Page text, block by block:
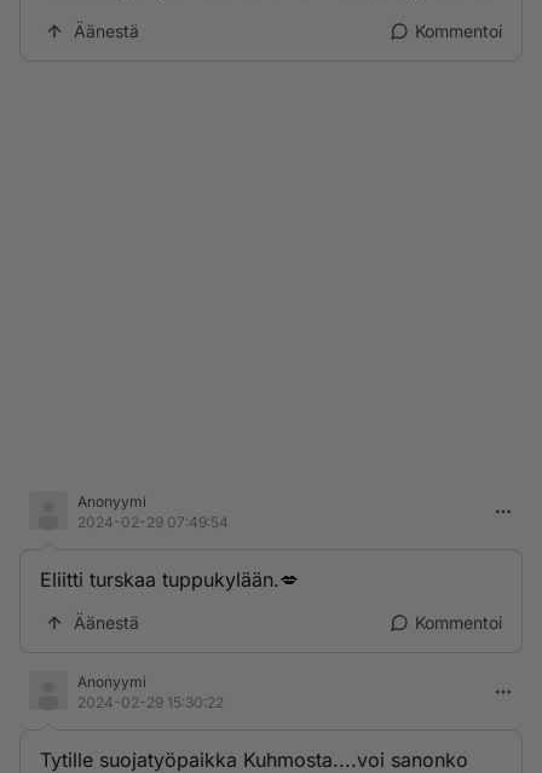
Äänestä Kommentoi
Anonyymi
2024-02-29 07:49:54
Eliitti turskaa tuppukylään.💋
Äänestä Kommentoi
Anonyymi
2024-02-29 15:30:22
Tytille suojatyöpaikka Kuhmosta....voi sanonko